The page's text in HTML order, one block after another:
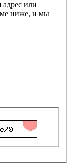
или
ниже, и мы